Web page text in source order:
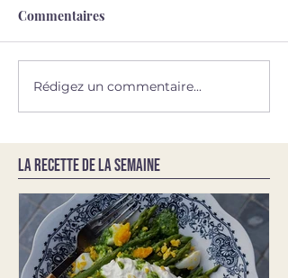
Commentaires
Rédigez un commentaire...
LA RECETTE DE LA SEMAINE